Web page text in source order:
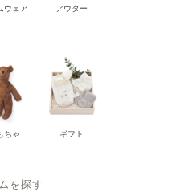
ウェア アウター
ちゃ ギフト
を探す